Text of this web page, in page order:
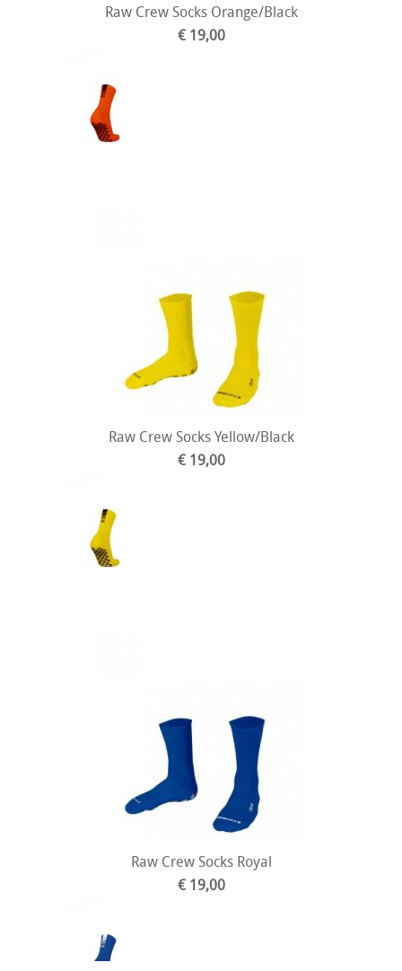
Raw Crew Socks Orange/Black
€ 19,00
Raw Crew Socks Yellow/Black
€ 19,00
Raw Crew Socks Royal
€ 19,00